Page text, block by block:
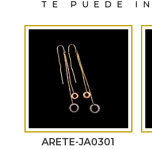
TE PUEDE
ARETE-JA0301